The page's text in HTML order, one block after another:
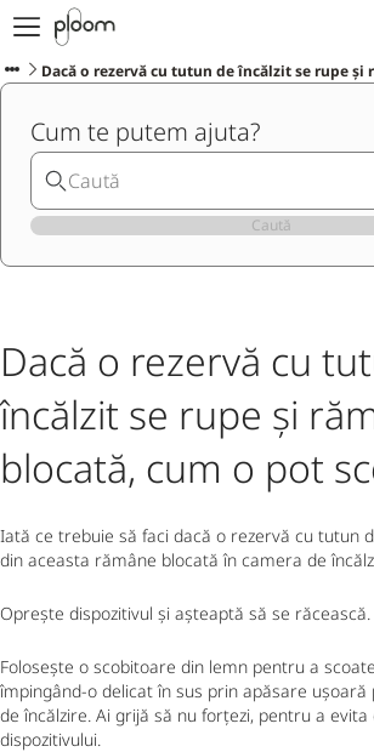
Despre Ploom AURA
Get Started
Ploom Club
Asistență Ploom
Ploom in Magazine Fizice
Ploom Blog
Dacă o rezervă cu tutun de încălzit se rupe
Cum te putem ajuta?
Caută
Dacă o rezervă cu
încălzit se rupe și
blocată, cum o pot
Iată ce trebuie să faci dacă o rezervă cu tutun
din aceasta rămâne blocată în camera de
Oprește dispozitivul și așteaptă să se răcească.
Folosește o scobitoare din lemn pentru a
împingând-o delicat în sus prin apăsare
de încălzire. Ai grijă să nu forțezi, pentru a
dispozitivului.